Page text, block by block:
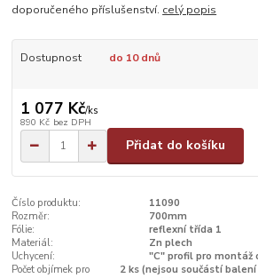
doporučeného příslušenství. celý popis
Dostupnost do 10 dnů
1 077 Kč/ks
890 Kč bez DPH
Přidat do košíku
Číslo produktu:
11090
Rozměr:
700mm
Fólie:
reflexní třída 1
Materiál:
Zn plech
Uchycení:
"C" profil pro montáž
Počet objímek pro
2 ks (nejsou součástí